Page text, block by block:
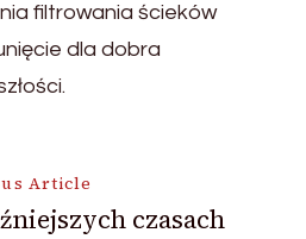
filtrowania ścieków
dla dobra
Article
czasach